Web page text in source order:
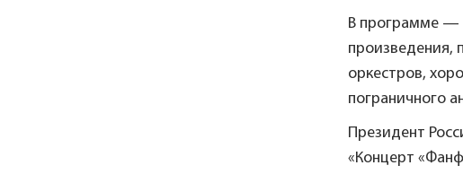
В программе —
произведения,
оркестров,
пограничного
Президент
«Концерт